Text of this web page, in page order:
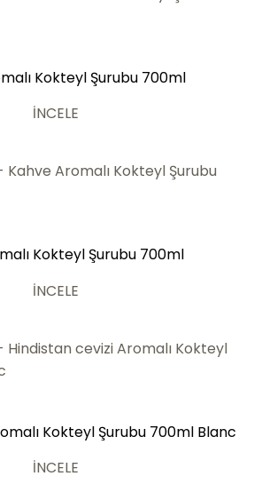
Kokteyl Şurubu 700ml
İNCELE
Kokteyl Şurubu 700ml
İNCELE
Kokteyl Şurubu 700ml Blanc
İNCELE